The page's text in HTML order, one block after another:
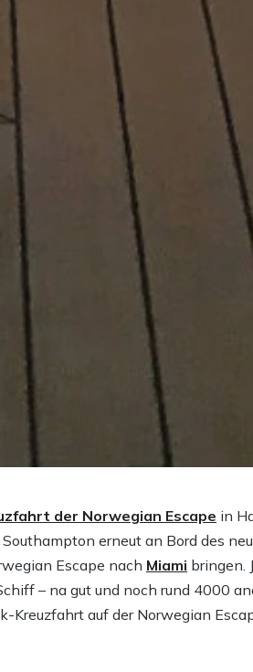
der Norwegian Escape in
erneut an Bord des
Escape nach Miami bringen.
– na gut und noch rund 4000
Kreuzfahrt auf der Norwegian